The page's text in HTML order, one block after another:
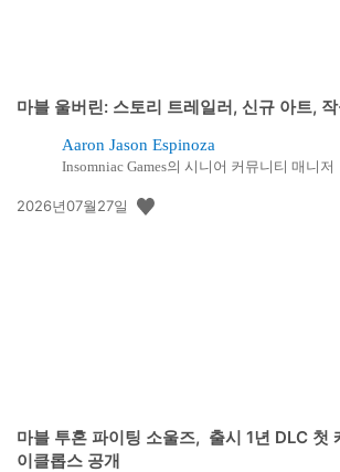
마블 울버린: 스토리 트레일러, 신규 아트,
Aaron Jason Espinoza
Insomniac Games의 시니어 커뮤니티 매니저
공
2026년07월27일
마블 투혼 파이팅 소울즈, 출시 1년 DLC 첫
이클롭스 공개